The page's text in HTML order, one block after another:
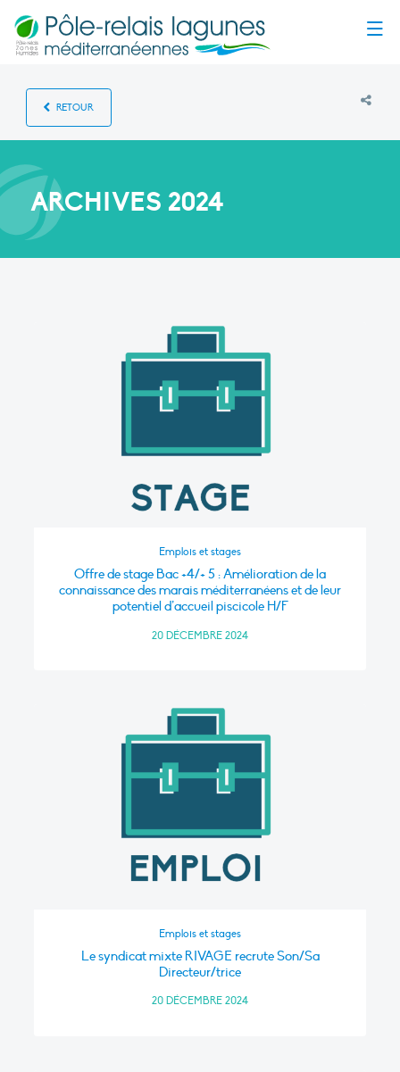
RETOUR
ARCHIVES 2024
Emplois et stages
Offre de stage Bac +4/+ 5 : Amélioration de la
connaissance des marais méditerranéens et de leur
potentiel d’accueil piscicole H/F
20 DÉCEMBRE 2024
Emplois et stages
Le syndicat mixte RIVAGE recrute Son/Sa
Directeur/trice
20 DÉCEMBRE 2024